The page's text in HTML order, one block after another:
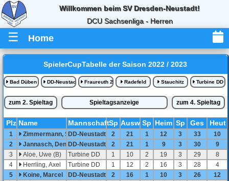
Willkommen beim SV Dresden-Neustadt!
DCU Sachsenliga - Herren
☰ Home
SpielerCupTabelle der Saison 2022 / 2023
Bad Düben DD-Neustadt Fraureuth 2 Radefeld Stauchitz Turbine DD
zum 2. Spieltag Spieltagsanzeige zum 4. Spieltag
Plz Name MannschaftSp Ausw Sp Heim Sp Ges Heut
1 Zimmermann, SvenDD-Neustadt 2 21 1 12 3 33
10
2
Jannasch, DenisDD-Neustadt 2 21 1 9 3 30
9
3
Aloe, Uwe (B) Turbine DD 1 10 2 19 3 29
8
4
Herrling, Axel Turbine DD 1 12 2 16 3 28
4
5
Koine, Marcel DD-Neustadt 2 16 1 10 3 26
12